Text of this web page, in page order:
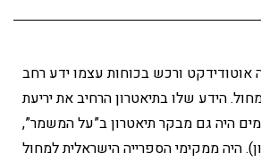
אוטודידקט ורכש בכוחות עצמו ידע רחב
הידע שלו בתיאטרון הרחיב את יריעת
היה גם מבקר תיאטרון ב”על המשמר”,
היה ממקימי הספרייה הישראלית למחול